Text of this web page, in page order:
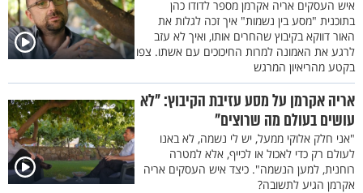
איש העסקים אריה אקרמן מספר לדודו כהן
בתוכנית "מסע בין נשמות" איך זכה לגלות את
האור דווקא בקיבוץ שהחרים אותו, ואיך לא עזב
לרגע את האמונה למרות החיכוכים עם אשתו. צפו
בקטע מהריאיון המרגש
אריה אקרמן על מסע עזיבת הקיבוץ: "לא
עושים בעולם מה שרוצים"
"אני חלק אלוקי ממעל, יש לי נשמה, לא באנו
לעולם רק כדי לאכול או לכייף, אלא למטרה
רוחנית, למען הנשמה". כיצד איש העסקים אריה
אקרמן הגיע לתשובה?